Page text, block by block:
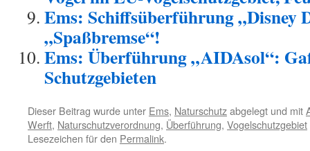
Ems: Schiffsüberführung „Disney
„Spaßbremse“!
Ems: Überführung „AIDAsol“:
Schutzgebieten
Dieser Beitrag wurde unter Ems, Naturschutzabgelegt und mit
Werft, Naturschutzverordnung, Überführung, Vogelschutzgebiet
Lesezeichen für den Permalink.